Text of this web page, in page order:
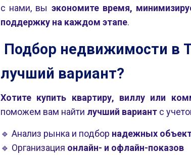
с нами, вы экономите время,
поддержку на каждом этапе.
Подбор недвижимости в
лучший вариант?
Хотите купить квартиру, виллу или
поможем вам найти лучший вариант с
🔹 Анализ рынка и подбор надежных
🔹 Организация онлайн- и офлайн-показов